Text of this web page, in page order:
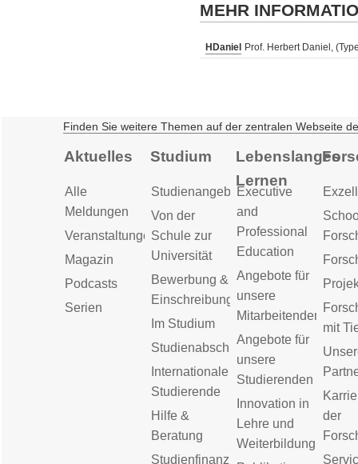
MEHR
HDaniel Prof. Herbert Daniel,
Finden Sie weitere Themen auf der zentralen Webseite
Aktuelles
Alle
Meldungen
Veranstaltungen
Magazin
Podcasts
Serien
Studium
Studienangebot
Von der
Schule zur
Universität
Bewerbung &
Einschreibung
Im Studium
Studienabschluss
Internationale
Studierende
Hilfe &
Beratung
Studienfinanzierung
Lebenslanges
Lernen
Executive
and
Professional
Education
Angebote für
unsere
Mitarbeitenden
Angebote für
unsere
Studierenden
Innovation in
Lehre und
Weiterbildung
mit
der